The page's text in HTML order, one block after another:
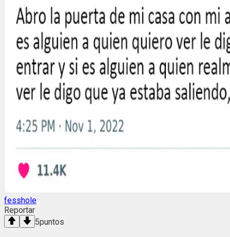
fesshole
Reportar
5puntos